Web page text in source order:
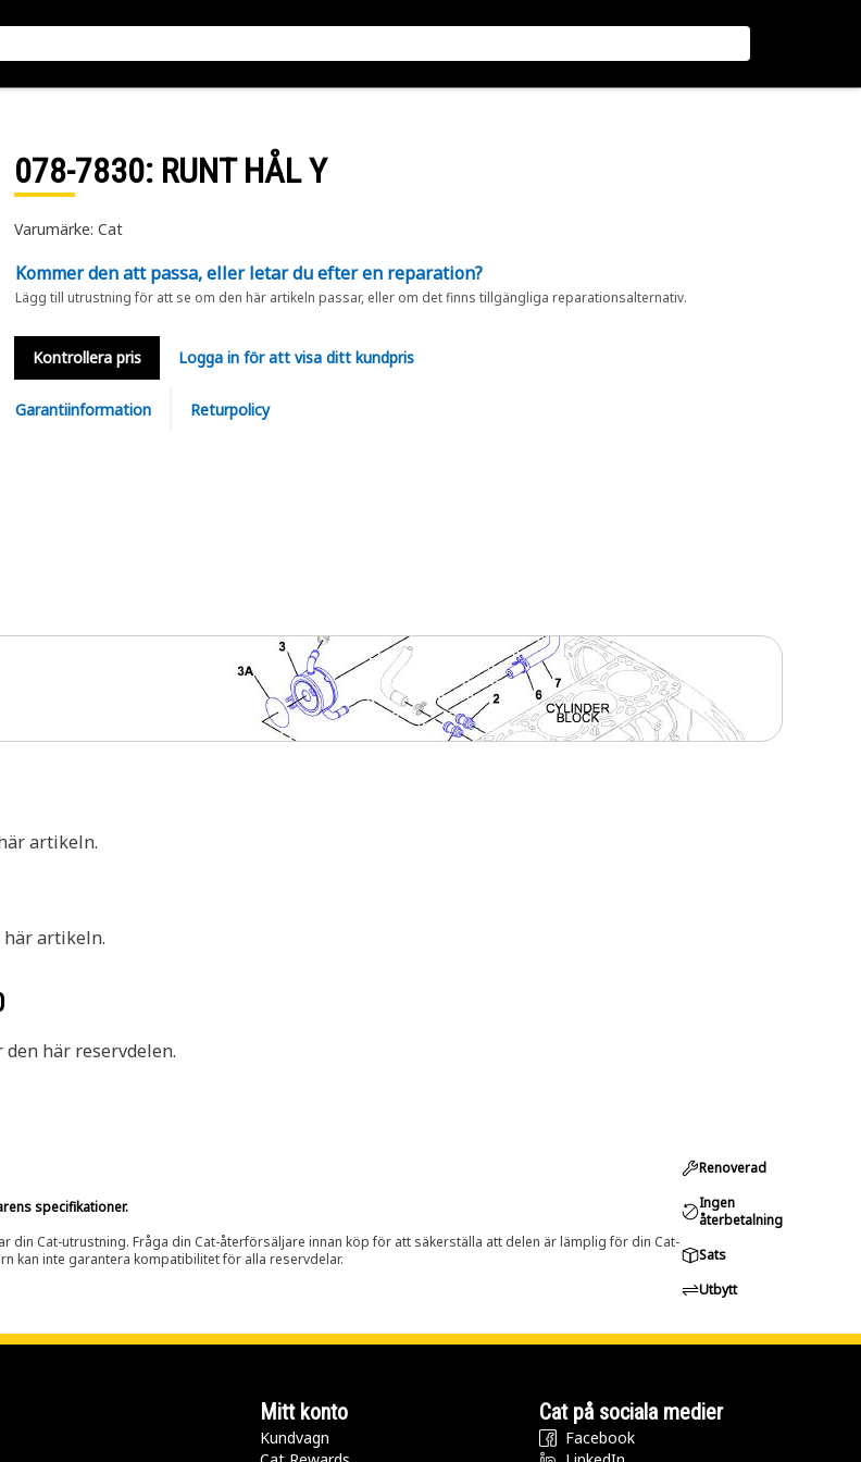
078-7830: RUNT HÅL Y
Varumärke: Cat
Kommer den att passa, eller letar du efter en reparation?
Lägg till utrustning för att se om den här artikeln passar, eller om det finns tillgängliga reparationsalternativ.
Kontrollera pris Logga in för att visa ditt kundpris
Garantiinformation Returpolicy
artikeln.
artikeln.
här reservdelen.
specifikationer.
Cat-utrustning. Fråga din Cat-återförsäljare innan köp för att säkerställa att delen är lämplig för din Cat-
kan inte garantera kompatibilitet för alla reservdelar.
Renoverad
Ingen
återbetalning
Sats
Utbytt
Mitt konto
Kundvagn
Cat på sociala medier
Facebook